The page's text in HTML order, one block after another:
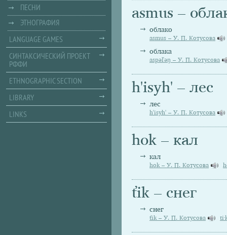
asmus –
облако
asmus – У. П. Котусова
облака
aspəľəŋ – У. П. Котусова
h'isyh' – лес
лес
h'isyh' – У. П. Котусова
hok – кал
кал
hok – У. П. Котусова
ťik – снег
снег
ťik – У. П. Котусова
ПЕСНИ
ЭТНОГРАФИЯ
LANGUAGE GAMES
СИНТАКСИЧЕСКИЙ ПРОЕКТ
РФФИ
ETHNOGRAPHIC SECTION
LIBRARY
LINKS